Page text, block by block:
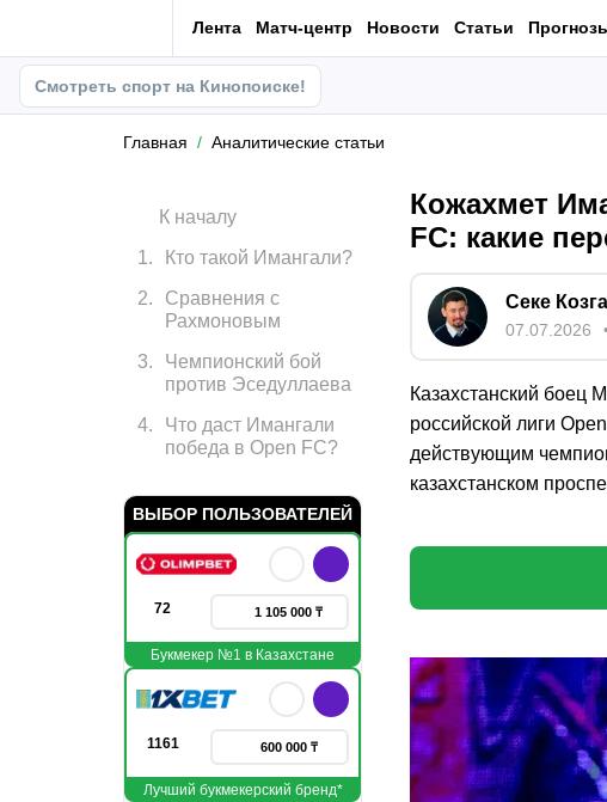
Лента Матч-центр Новости Статьи
Смотреть спорт на Кинопоиске!
Главная Аналитические статьи
Кожахмет
FC: какие
Секе
07.07.2026
Казахстанский боец
российской лиги
действующим
казахстанском
К началу
1 .
Кто такой Имангали?
2.
Сравнения с
Рахмоновым
3.
Чемпионский бой
против Эседуллаева
4.
Что даст Имангали
победа в Open FC?
ВЫБОР ПОЛЬЗОВАТЕЛЕЙ
72 1 105 000 ₸
Букмекер №1 в Казахстане
1161 600 000 ₸
Лучший букмекерский бренд*